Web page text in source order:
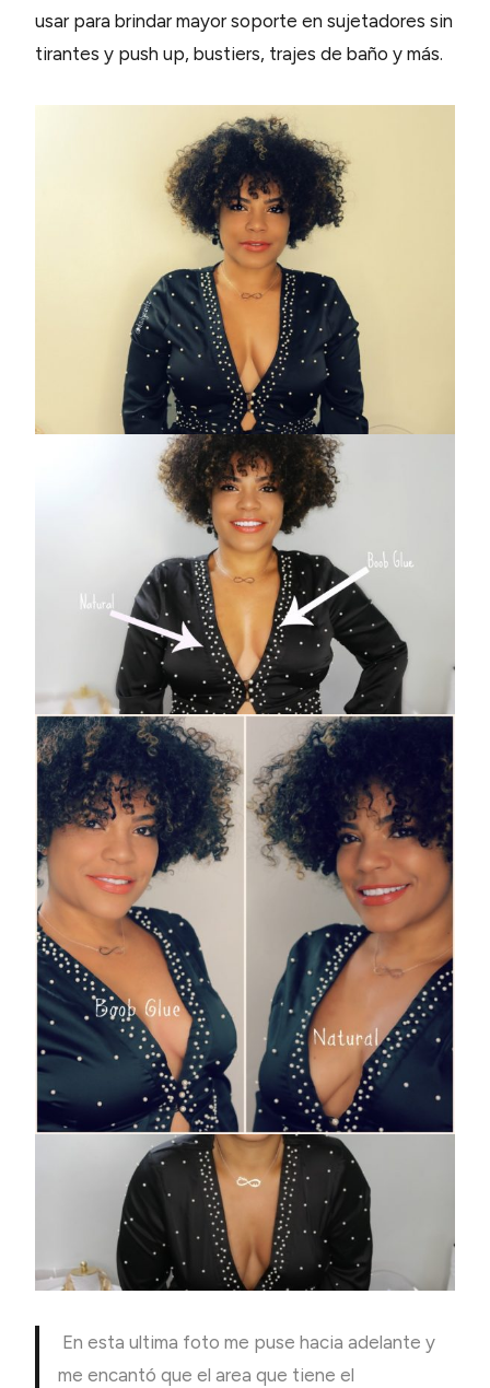
usar para brindar mayor soporte en sujetadores sin
tirantes y push up, bustiers, trajes de baño y más.
En esta ultima foto me puse hacia adelante y
me encantó que el area que tiene el